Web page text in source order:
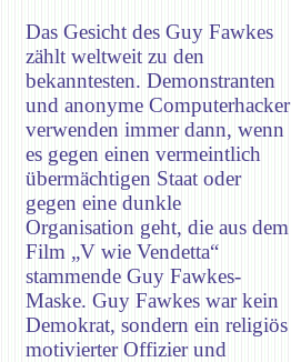
Das Gesicht des Guy Fawkes
zählt weltweit zu den
bekanntesten. Demonstranten
und anonyme Computerhacker
verwenden immer dann, wenn
es gegen einen vermeintlich
übermächtigen Staat oder
gegen eine dunkle
Organisation geht, die aus dem
Film „V wie Vendetta“
stammende Guy Fawkes-
Maske. Guy Fawkes war kein
Demokrat, sondern ein religiös
motivierter Offizier und